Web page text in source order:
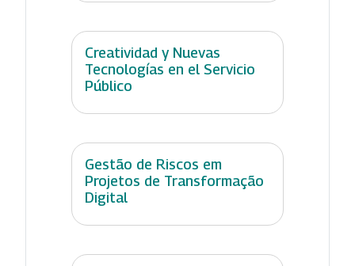
Creatividad y Nuevas
Tecnologías en el Servicio
Público
Gestão de Riscos em
Projetos de Transformação
Digital